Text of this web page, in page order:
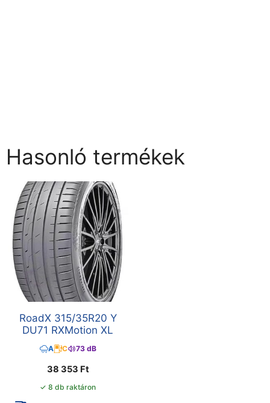
Hasonló termékek
RoadX 315/35R20 Y
DU71 RXMotion XL
A C 73 dB
38 353 Ft
✓ 8 db raktáron